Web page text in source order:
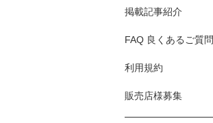
掲載記事紹介
FAQ 良くあるご質問
利用規約
販売店様募集